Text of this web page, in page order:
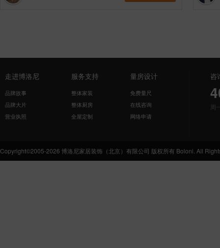
走进博洛尼
品牌故事
品牌大片
营业执照
服务支持
整体家装
整体厨房
全屋定制
量房设计
免费量尺
在线咨询
网络申请
咨
周
Copyright©2005-2026 博洛尼家居装饰（北京）有限公司 版权所有 Boloni. All